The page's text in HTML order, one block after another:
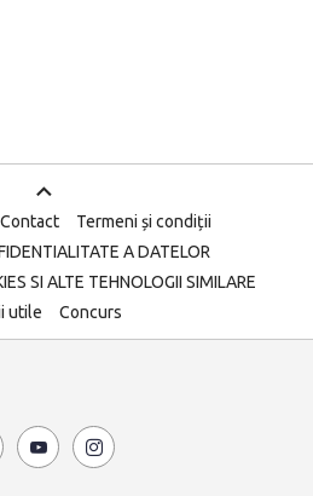
Contact
Termeni și condiții
A DATELOR
SI ALTE TEHNOLOGII SIMILARE
utile
Concurs